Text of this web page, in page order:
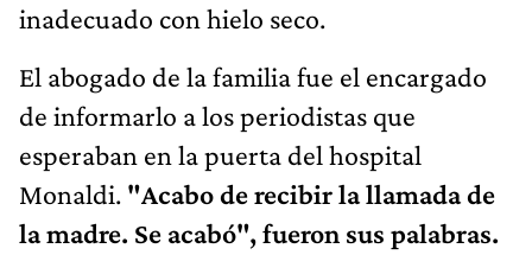
inadecuado con hielo seco.
El abogado de la familia fue el encargado
de informarlo a los periodistas que
esperaban en la puerta del hospital
Monaldi. "Acabo de recibir la llamada de
la madre. Se acabó", fueron sus palabras.